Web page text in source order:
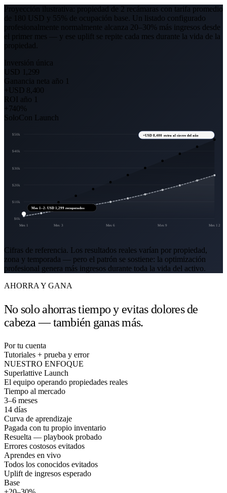
Proyección ilustrativa: propiedad de 2 recámaras con tarifa promedio
de 180 USD y 55% de ocupación base. Un listado configurado
profesionalmente normalmente alcanza 20–30% más ingresos desde
el primer mes — y ese uplift se repite cada mes durante la vida de la
propiedad.
Inversión única
USD 1,299
Ganancia neta año 1
+USD 8,400
ROI año 1
+740%
SoloCon Launch
$0k
$10k
$20k
$30k
$40k
$50k
Mes 1 Mes 3 Mes 6 Mes 9 Mes 12
Mes 1–2: USD 1,299 recuperados
+USD 8,400 extra al cierre del año
Cifras de referencia. Los resultados reales varían por propiedad,
zona y temporada — pero el patrón se sostiene: la optimización
profesional genera más ingresos durante toda la vida del activo.
AHORRA Y GANA
No solo ahorras tiempo y evitas dolores de
cabeza — también ganas más.
Por tu cuenta
Tutoriales + prueba y error
NUESTRO ENFOQUE
Superlattive Launch
El equipo operando propiedades reales
Tiempo al mercado
3–6 meses
14 días
Curva de aprendizaje
Pagada con tu propio inventario
Resuelta — playbook probado
Errores costosos evitados
Aprendes en vivo
Todos los conocidos evitados
Uplift de ingresos esperado
Base